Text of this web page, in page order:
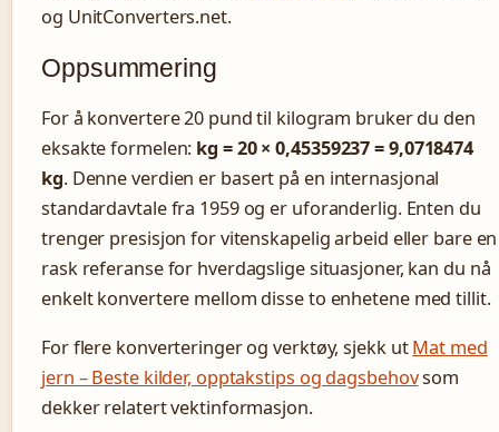
og UnitConverters.net.
Oppsummering
For å konvertere 20 pund til kilogram bruker du den
eksakte formelen: kg = 20 × 0,45359237 = 9,0718474
kg. Denne verdien er basert på en internasjonal
standardavtale fra 1959 og er uforanderlig. Enten du
trenger presisjon for vitenskapelig arbeid eller bare en
rask referanse for hverdagslige situasjoner, kan du nå
enkelt konvertere mellom disse to enhetene med tillit.
For flere konverteringer og verktøy, sjekk utMat med
jern – Beste kilder, opptakstips og dagsbehovsom
dekker relatert vektinformasjon.